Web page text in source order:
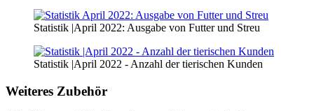
Statistik |April 2022: Ausgabe von Futter und Streu
Statistik |April 2022 - Anzahl der tierischen Kunden
Weiteres Zubehör